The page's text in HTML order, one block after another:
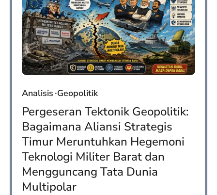
Analisis Geopolitik
Pergeseran Tektonik Geopolitik:
Bagaimana Aliansi Strategis
Timur Meruntuhkan Hegemoni
Teknologi Militer Barat dan
Mengguncang Tata Dunia
Multipolar